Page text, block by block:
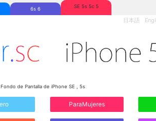
6s 6 SE 5s 5c 5
日本語
Fondo de Pantalla de iPhone SE , 5s
ParaMujeres